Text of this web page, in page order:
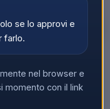
se lo approvi e
farlo.
nel browser e
momento con il link
▼